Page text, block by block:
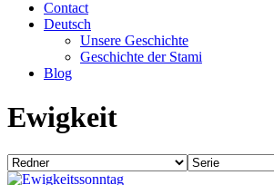
Contact
Deutsch
Unsere Geschichte
Geschichte der Stami
Blog
Ewigkeit